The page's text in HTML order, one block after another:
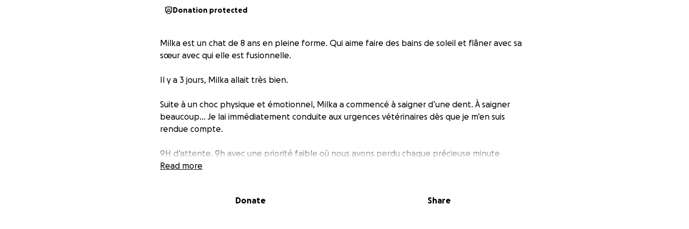
Donation protected
Milka est un chat de 8 ans en pleine forme. Qui aime faire des bains de soleil et flâner avec sa
sœur avec qui elle est fusionnelle.
Il y a 3 jours, Milka allait très bien.
Suite à un choc physique et émotionnel, Milka a commencé à saigner d’une dent. À saigner
beaucoup… Je lai immédiatement conduite aux urgences vétérinaires dès que je m’en suis
rendue compte.
9H d’attente. 9h avec une priorité faible où nous avons perdu chaque précieuse minute
pendant qu’elle se VIDAIT de son sang.
Read more
Donate Share